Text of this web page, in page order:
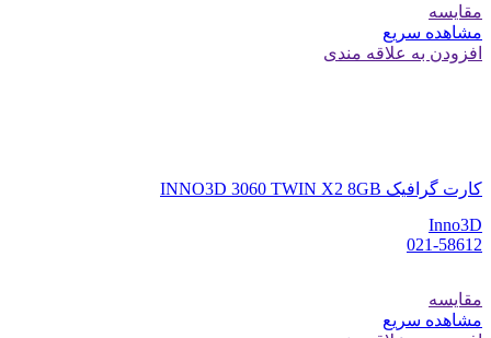
مقایسه
مشاهده سریع
افزودن به علاقه مندی
کارت گرافیک INNO3D 3060 TWIN X2 8GB
Inno3D
021-58612
مقایسه
مشاهده سریع